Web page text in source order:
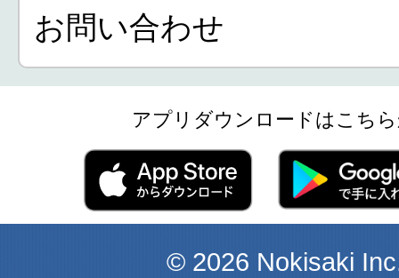
お問い合わせ
アプリダウンロードはこち
© 2026 Nokisaki